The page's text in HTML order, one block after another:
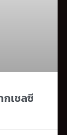
กเชลซี